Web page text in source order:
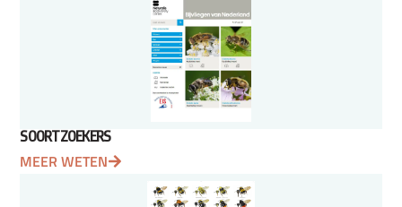
SOORTZOEKERS
MEER WETEN